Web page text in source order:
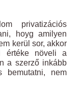
privatizációs
hoyg amilyen
kerül sor, akkor
értéke növeli a
a szerző inkább
bemutatni, nem